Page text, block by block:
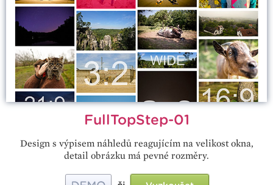
FullTopStep-01
Design s výpisem náhledů reagujícím na velikost okna,
detail obrázku má pevné rozměry.